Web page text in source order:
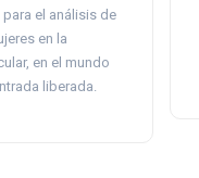
el análisis de
en la
en el mundo
liberada.